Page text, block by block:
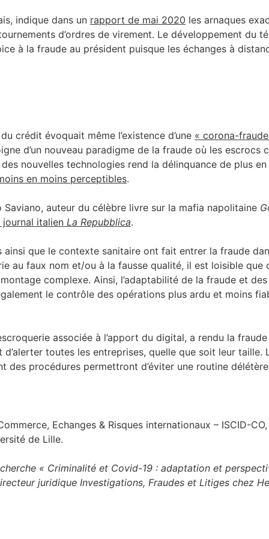
indique dans un rapport de mai 2020 les arnaques
d’ordres de virement. Le développement du
à la fraude au président puisque les échanges à
crédit évoquait même l’existence d’une « corona-
d’un nouveau paradigme de la fraude où les escrocs
nouvelles technologies rend la délinquance de plus
en moins perceptibles.
auteur du célèbre livre sur la mafia napolitaine
italien La Repubblica.
que le contexte sanitaire ont fait entrer la fraude
au faux nom et/ou à la fausse qualité, il est loisible
complexe. Ainsi, l’adaptabilité de la fraude et
le contrôle des opérations plus ardu et moins
associée à l’apport du digital, a rendu la
toutes les entreprises, quelle que soit leur
des procédures permettront d’éviter une routine
Echanges & Risques internationaux – ISCID-
de Lille.
« Criminalité et Covid-19 : adaptation et
juridique Investigations, Fraudes et Litiges chez